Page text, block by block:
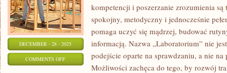
DECEMBER - 28 - 2025
COMMENTS OFFON
kompetencji i poszerzanie zrozumienia są
spokojny, metodyczny i jednocześnie
pomaga uczyć się mądrzej, budować
informacją. Nazwa „Laboratorium” nie
podejście oparte na sprawdzaniu, a nie na
Możliwości zachęca do tego, by rozwój